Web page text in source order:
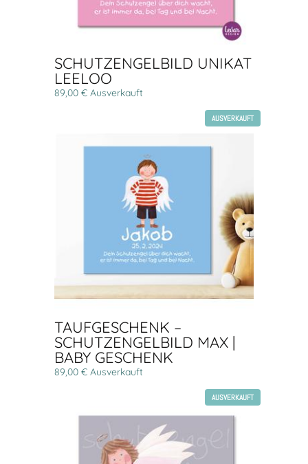
SCHUTZENGELBILD UNIKAT
LEELOO
89,00 € Ausverkauft
AUSVERKAUFT
TAUFGESCHENK –
SCHUTZENGELBILD MAX |
BABY GESCHENK
89,00 € Ausverkauft
AUSVERKAUFT